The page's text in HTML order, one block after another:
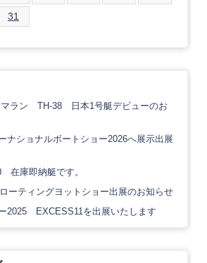
31
マラン TH-38 日本1号艇デビューのお
ナショナルボートショー2026へ展示出展
在庫即納艇です。
ーティングヨットショー出展のお知らせ
2025 EXCESS11を出展いたします